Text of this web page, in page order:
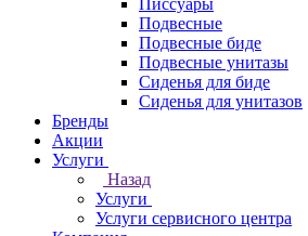
Писсуары
Подвесные
Подвесные биде
Подвесные унитазы
Сиденья для биде
Сиденья для унитазов
Бренды
Акции
Услуги
Назад
Услуги
Услуги сервисного центра